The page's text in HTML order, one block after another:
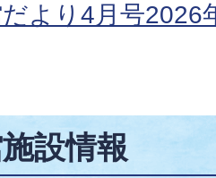
より4月号2026
設情報